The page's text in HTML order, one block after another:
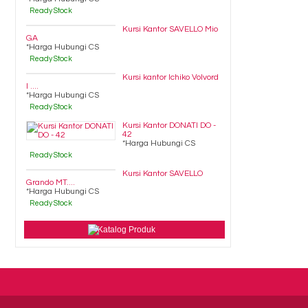
Ready Stock
Kursi Kantor SAVELLO Mio
GA
*Harga Hubungi CS
Ready Stock
Kursi kantor Ichiko Volvord
I ....
*Harga Hubungi CS
Ready Stock
Kursi Kantor DONATI DO -
42
*Harga Hubungi CS
Ready Stock
Kursi Kantor SAVELLO
Grando MT....
*Harga Hubungi CS
Ready Stock
Katalog Produk